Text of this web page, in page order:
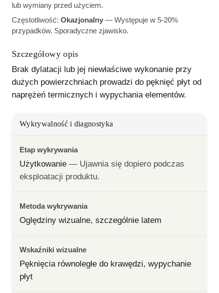
lub wymiany przed użyciem.
Częstotliwość: Okazjonalny — Występuje w 5-20%
przypadków. Sporadyczne zjawisko.
Szczegółowy opis
Brak dylatacji lub jej niewłaściwe wykonanie przy
dużych powierzchniach prowadzi do pęknięć płyt od
naprężeń termicznych i wypychania elementów.
Wykrywalność i diagnostyka
Etap wykrywania
Użytkowanie — Ujawnia się dopiero podczas
eksploatacji produktu.
Metoda wykrywania
Oględziny wizualne, szczególnie latem
Wskaźniki wizualne
Pęknięcia równoległe do krawędzi, wypychanie
płyt